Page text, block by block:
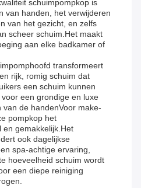
schuimpompkop is
van handen, het verwijderen
van het gezicht, en zelfs
scheer schuim.Het maakt
aan elke badkamer of
transformeert
rijk, romig schuim dat
een schuim kunnen
een grondige en luxe
de handenVoor make-
pompkop het
en gemakkelijk.Het
ook dagelijkse
spa-achtige ervaring,
hoeveelheid schuim wordt
een diepe reiniging